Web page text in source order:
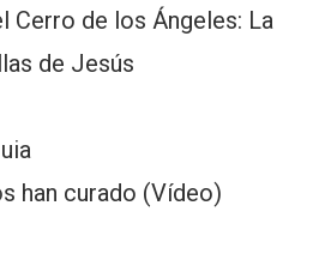
Cerro de los Ángeles: La
de Jesús
han curado (Vídeo)